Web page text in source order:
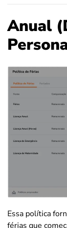
Anual
Essa política
férias que